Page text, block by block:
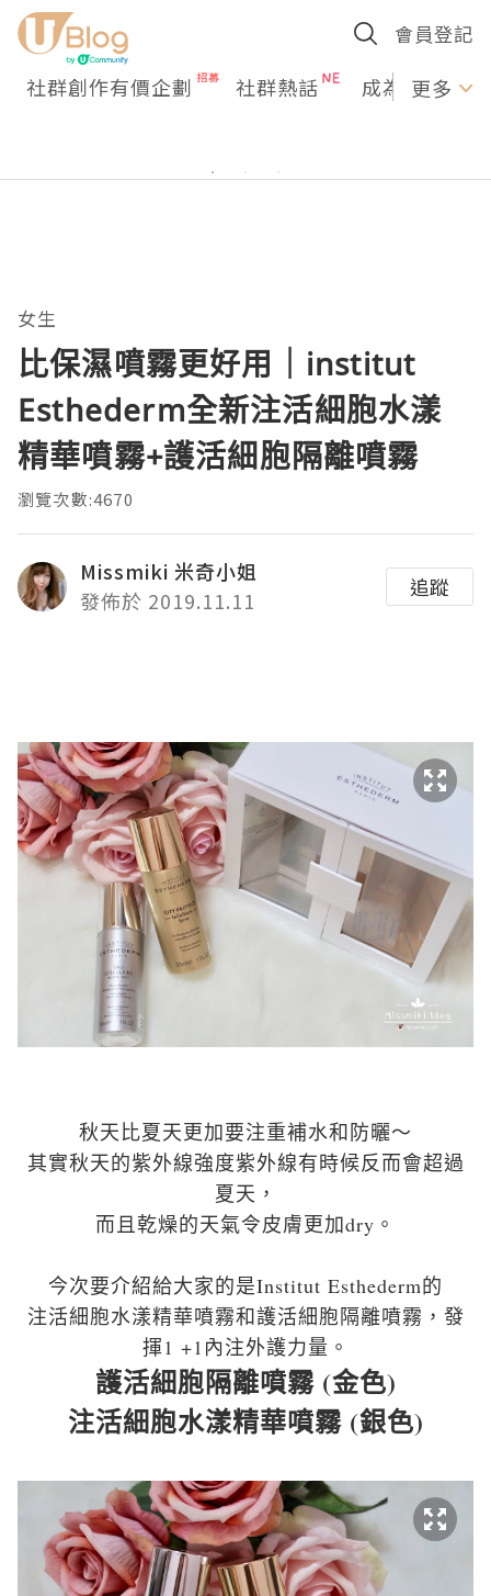
會員登記
社群創作有價企劃 社群熱話 成為U更多
女生
比保濕噴霧更好用｜institut
Esthederm全新注活細胞水漾
精華噴霧+護活細胞隔離噴霧
瀏覽次數:4670
Missmiki 米奇小姐
發佈於 2019.11.11
追蹤
秋天比夏天更加要注重補水和防曬～
其實秋天的紫外線強度紫外線有時候反而會超過
夏天，
而且乾燥的天氣令皮膚更加dry。
今次要介紹給大家的是Institut Esthederm的
注活細胞水漾精華噴霧和護活細胞隔離噴霧， 發
揮1 +1內注外護力量。
護活細胞隔離噴霧 (金色)
注活細胞水漾精華噴霧 (銀色)